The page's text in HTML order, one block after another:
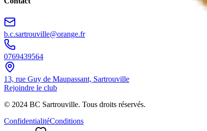
b.c.sartrouville@orange.fr
0769439564
13, rue Guy de Maupassant, Sartrouville
Rejoindre le club
© 2024 BC Sartrouville. Tous droits réservés.
ConfidentialitéConditions